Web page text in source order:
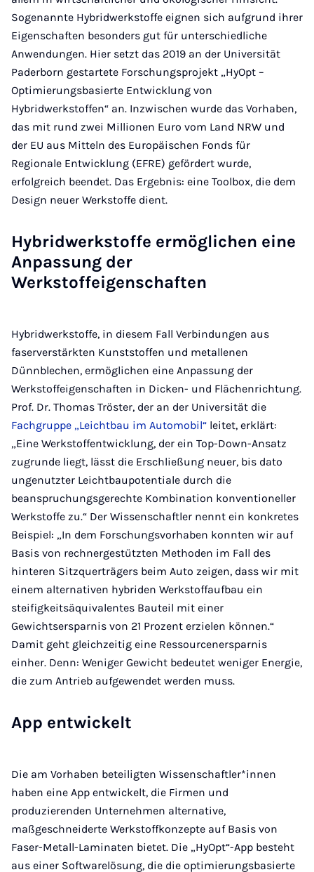
Sogenannte Hybridwerkstoffe eignen sich aufgrund ihrer
Eigenschaften besonders gut für unterschiedliche
Anwendungen. Hier setzt das 2019 an der Universität
Paderborn gestartete Forschungsprojekt „HyOpt –
Optimierungsbasierte Entwicklung von
Hybridwerkstoffen“ an. Inzwischen wurde das Vorhaben,
das mit rund zwei Millionen Euro vom Land NRW und
der EU aus Mitteln des Europäischen Fonds für
Regionale Entwicklung (EFRE) gefördert wurde,
erfolgreich beendet. Das Ergebnis: eine Toolbox, die dem
Design neuer Werkstoffe dient.
Hybridwerkstoffe ermöglichen eine
Anpassung der
Werkstoffeigenschaften
Hybridwerkstoffe, in diesem Fall Verbindungen aus
faserverstärkten Kunststoffen und metallenen
Dünnblechen, ermöglichen eine Anpassung der
Werkstoffeigenschaften in Dicken- und Flächenrichtung.
Prof. Dr. Thomas Tröster, der an der Universität die
Fachgruppe „Leichtbau im Automobil“ leitet, erklärt:
„Eine Werkstoffentwicklung, der ein Top-Down-Ansatz
zugrunde liegt, lässt die Erschließung neuer, bis dato
ungenutzter Leichtbaupotentiale durch die
beanspruchungsgerechte Kombination konventioneller
Werkstoffe zu.“ Der Wissenschaftler nennt ein konkretes
Beispiel: „In dem Forschungsvorhaben konnten wir auf
Basis von rechnergestützten Methoden im Fall des
hinteren Sitzquerträgers beim Auto zeigen, dass wir mit
einem alternativen hybriden Werkstoffaufbau ein
steifigkeitsäquivalentes Bauteil mit einer
Gewichtsersparnis von 21 Prozent erzielen können.“
Damit geht gleichzeitig eine Ressourcenersparnis
einher. Denn: Weniger Gewicht bedeutet weniger Energie,
die zum Antrieb aufgewendet werden muss.
App entwickelt
Die am Vorhaben beteiligten Wissenschaftler*innen
haben eine App entwickelt, die Firmen und
produzierenden Unternehmen alternative,
maßgeschneiderte Werkstoffkonzepte auf Basis von
Faser-Metall-Laminaten bietet. Die „HyOpt“-App besteht
aus einer Softwarelösung, die die optimierungsbasierte